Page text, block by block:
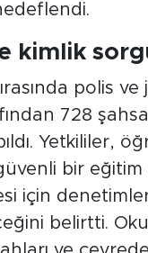
kimlik
polis
728
Yetkililer,
bir eğitim
için
belirtti.